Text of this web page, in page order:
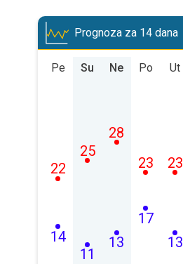
Prognoza za 14 dana
Pe
14
22
Su
11
25
Ne
13
28
Po
17
23
Ut
13
23